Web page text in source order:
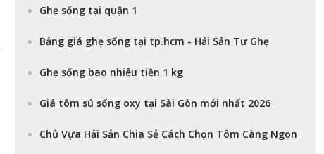
Ghẹ sống tại quận 1
Bảng giá ghẹ sống tại tp.hcm - Hải Sản Tư Ghẹ
Ghẹ sống bao nhiêu tiền 1 kg
Giá tôm sú sống oxy tại Sài Gòn mới nhất 2026
Chủ Vựa Hải Sản Chia Sẻ Cách Chọn Tôm Càng Ngon